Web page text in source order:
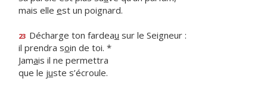
mais elle est un poignard.
23 Décharge ton fardeau sur le Seigneur :
il prendra soin de toi. *
Jamais il ne permettra
que le juste s’écroule.